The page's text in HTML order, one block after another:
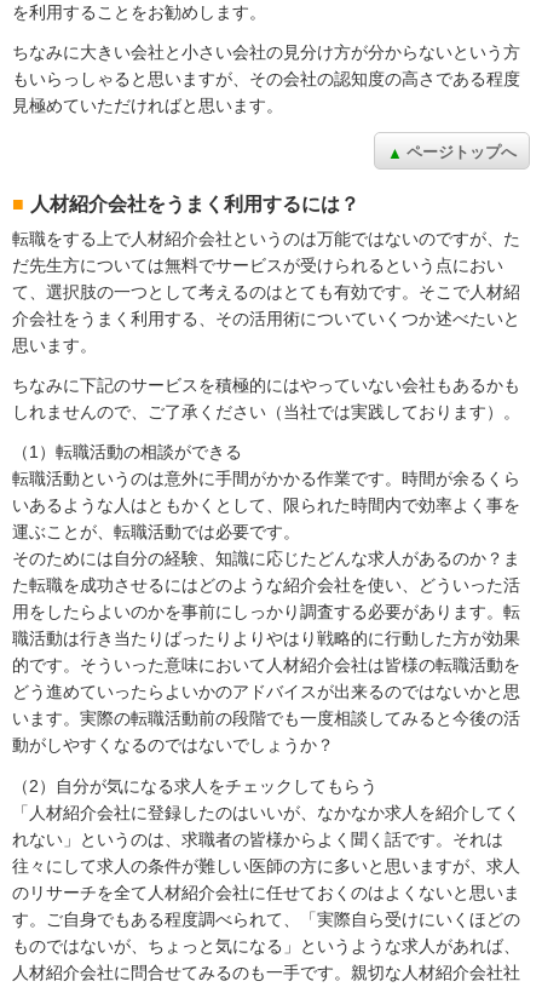
を利用することをお勧めします。
ちなみに大きい会社と小さい会社の見分け方が分からないという方
もいらっしゃると思いますが、その会社の認知度の高さである程度
見極めていただければと思います。
ページトップへ
人材紹介会社をうまく利用するには？
転職をする上で人材紹介会社というのは万能ではないのですが、た
だ先生方については無料でサービスが受けられるという点におい
て、選択肢の一つとして考えるのはとても有効です。そこで人材紹
介会社をうまく利用する、その活用術についていくつか述べたいと
思います。
ちなみに下記のサービスを積極的にはやっていない会社もあるかも
しれませんので、ご了承ください（当社では実践しております）。
（1）転職活動の相談ができる
転職活動というのは意外に手間がかかる作業です。時間が余るくら
いあるような人はともかくとして、限られた時間内で効率よく事を
運ぶことが、転職活動では必要です。
そのためには自分の経験、知識に応じたどんな求人があるのか？ま
た転職を成功させるにはどのような紹介会社を使い、どういった活
用をしたらよいのかを事前にしっかり調査する必要があります。転
職活動は行き当たりばったりよりやはり戦略的に行動した方が効果
的です。そういった意味において人材紹介会社は皆様の転職活動を
どう進めていったらよいかのアドバイスが出来るのではないかと思
います。実際の転職活動前の段階でも一度相談してみると今後の活
動がしやすくなるのではないでしょうか？
（2）自分が気になる求人をチェックしてもらう
「人材紹介会社に登録したのはいいが、なかなか求人を紹介してく
れない」というのは、求職者の皆様からよく聞く話です。それは
往々にして求人の条件が難しい医師の方に多いと思いますが、求人
のリサーチを全て人材紹介会社に任せておくのはよくないと思いま
す。ご自身でもある程度調べられて、「実際自ら受けにいくほどの
ものではないが、ちょっと気になる」というような求人があれば、
人材紹介会社に問合せてみるのも一手です。親切な人材紹介会社社